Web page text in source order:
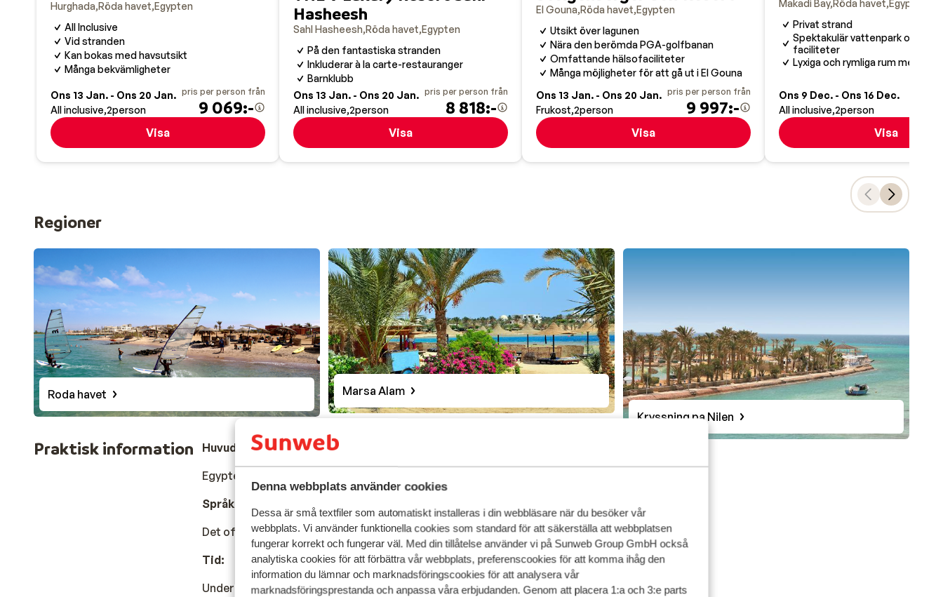
Denna webbplats använder cookies
Dessa är små textfiler som automatiskt installeras i din webbläsare när du besöker vår
webbplats. Vi använder funktionella cookies som standard för att säkerställa att webbplatsen
fungerar korrekt och fungerar väl. Med din tillåtelse använder vi på Sunweb Group GmbH också
analytiska cookies för att förbättra vår webbplats, preferenscookies för att komma ihåg den
information du lämnar och marknadsföringscookies för att analysera vår
marknadsföringsprestanda och anpassa våra erbjudanden. Genom att placera 1:a och 3:e parts
Hurghada Röda havet Egypten
All Inclusive
Vid stranden
Kan bokas med havsutsikt
Många bekvämligheter
Ons 13 Jan. - Ons 20 Jan.
All inclusive 2person
pris per person från
9 069:-
Visa
Hasheesh
Sahl Hasheesh Röda havet Egypten
På den fantastiska stranden
Inkluderar à la carte-restauranger
Barnklubb
Ons 13 Jan. - Ons 20 Jan.
All inclusive 2person
pris per person från
8 818:-
Visa
El Gouna Röda havet Egypten
Utsikt över lagunen
Nära den berömda PGA-golfbanan
Omfattande hälsofaciliteter
Många möjligheter för att gå ut i El Gouna
Ons 13 Jan. - Ons 20 Jan.
Frukost 2person
pris per person från
9 997:-
Visa
Makadi Bay Röda havet Egypten
Privat strand
Spektakulär vattenpark och
faciliteter
Lyxiga och rymliga rum med
Ons 9 Dec. - Ons 16 Dec.
All inclusive 2person
Visa
Regioner
Roda havet
Marsa Alam
Kryssning pa Nilen
Praktisk information
Huvudstad:
Egyptens huvudstad är Kairo.
Språk:
Det officiella språket är arabiska. I turistområden kan man tala engelska och/eller franska.
Tid:
Under vintermånaderna är det +1 timmes tidsskillnad mellan Sverige och Egypten.